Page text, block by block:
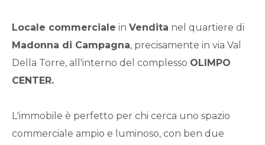
Locale commerciale inVendita nel quartiere di
Madonna di Campagna, precisamente in via Val
Della Torre, all'interno del complesso OLIMPO
CENTER.
L'immobile è perfetto per chi cerca uno spazio
commerciale ampio e luminoso, con ben due
4
5